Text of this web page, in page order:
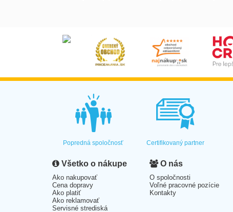
Popredná spoločnosť Certifikovaný partner
Všetko o nákupe
Ako nakupovať
Cena dopravy
Ako platiť
Ako reklamovať
Servisné strediská
O nás
O spoločnosti
Voľné pracovné pozície
Kontakty